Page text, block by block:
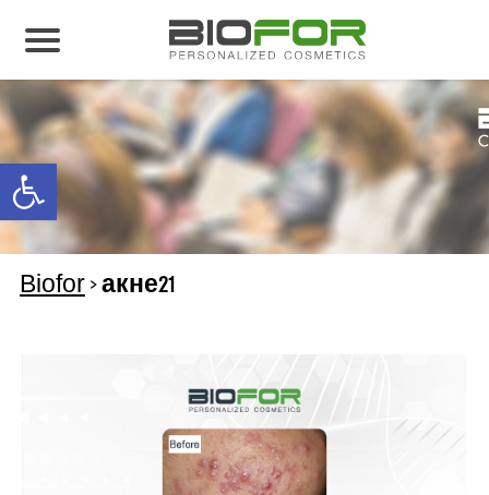
Open toolbar
О нас
Продукция
Результаты лечения
Свяжитесь с нами
Biofor >акне21